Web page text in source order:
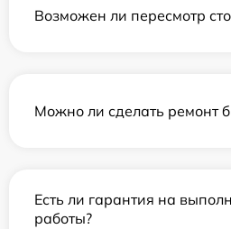
Возможен ли пересмотр
Можно ли сделать ремонт
Есть ли гарантия на
работы?